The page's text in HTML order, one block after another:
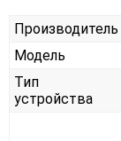
Производитель
Модель
Тип
устройства